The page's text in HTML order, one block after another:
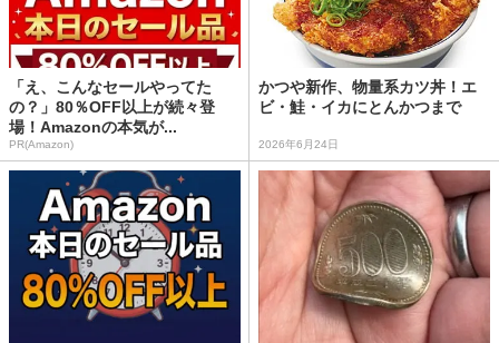
「え、こんなセールやってた
の？」80％OFF以上が続々登
場！Amazonの本気が...
PR(Amazon)
かつや新作、物量系カツ丼！エ
ビ・鮭・イカにとんかつまで
2026年6月24日